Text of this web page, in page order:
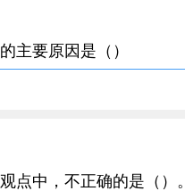
主要原因是（）
点中，不正确的是（）。